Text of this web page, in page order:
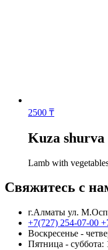
2500 ₸
Kuza shurva
Lamb with
Свяжитесь с
г.Алматы ул.
+7(727) 254-07-00
Воскресенье -
Пятница - суббота: